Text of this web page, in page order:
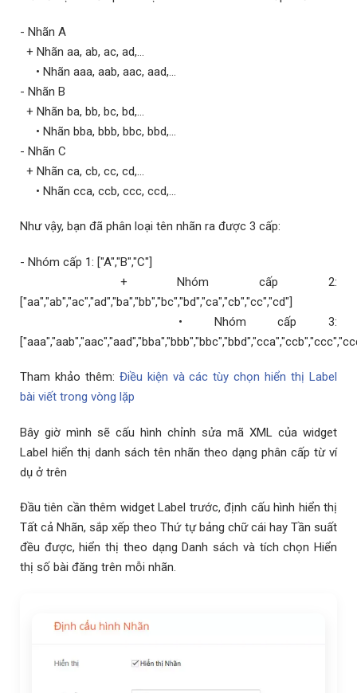
- Nhãn A
+ Nhãn aa, ab, ac, ad,...
• Nhãn aaa, aab, aac, aad,...
- Nhãn B
+ Nhãn ba, bb, bc, bd,...
• Nhãn bba, bbb, bbc, bbd,...
- Nhãn C
+ Nhãn ca, cb, cc, cd,...
• Nhãn cca, ccb, ccc, ccd,...
Như vậy, bạn đã phân loại tên nhãn ra được 3 cấp:
- Nhóm cấp 1: ["A","B","C"]
+ Nhóm cấp 2:
["aa","ab","ac","ad","ba","bb","bc","bd","ca","cb","cc","cd"]
• Nhóm cấp 3:
Tham khảo thêm: Điều kiện và các tùy chọn hiển thị Label
bài viết trong vòng lặp
Bây giờ mình sẽ cấu hình chỉnh sửa mã XML của widget
Label hiển thị danh sách tên nhãn theo dạng phân cấp từ ví
dụ ở trên
Đầu tiên cần thêm widget Label trước, định cấu hình hiển thị
Tất cả Nhãn, sắp xếp theo Thứ tự bảng chữ cái hay Tần suất
đều được, hiển thị theo dạng Danh sách và tích chọn Hiển
thị số bài đăng trên mỗi nhãn.